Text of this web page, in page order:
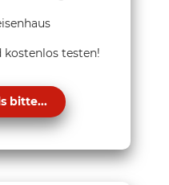
testen!
bitte...